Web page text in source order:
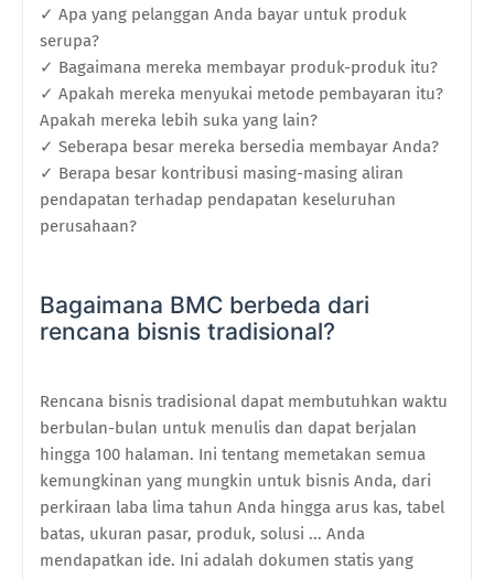
✓ Apa yang pelanggan Anda bayar untuk produk
serupa?
✓ Bagaimana mereka membayar produk-produk itu?
✓ Apakah mereka menyukai metode pembayaran itu?
Apakah mereka lebih suka yang lain?
✓ Seberapa besar mereka bersedia membayar Anda?
✓ Berapa besar kontribusi masing-masing aliran
pendapatan terhadap pendapatan keseluruhan
perusahaan?
Bagaimana BMC berbeda dari
rencana bisnis tradisional?
Rencana bisnis tradisional dapat membutuhkan waktu
berbulan-bulan untuk menulis dan dapat berjalan
hingga 100 halaman. Ini tentang memetakan semua
kemungkinan yang mungkin untuk bisnis Anda, dari
perkiraan laba lima tahun Anda hingga arus kas, tabel
batas, ukuran pasar, produk, solusi ... Anda
mendapatkan ide. Ini adalah dokumen statis yang